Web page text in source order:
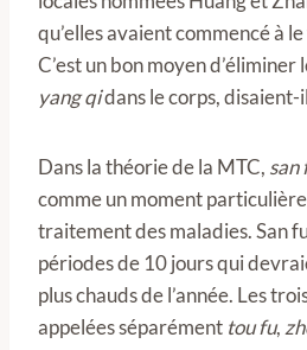
qu’elles avaient commencé à
C’est un bon moyen
yang qidans le corps, disaient-
Dans la théorie de la MTC, san
comme un moment
traitement des maladies. San
périodes de 10 jours qui
plus chauds de l’année. Les
appelées séparément tou fu,